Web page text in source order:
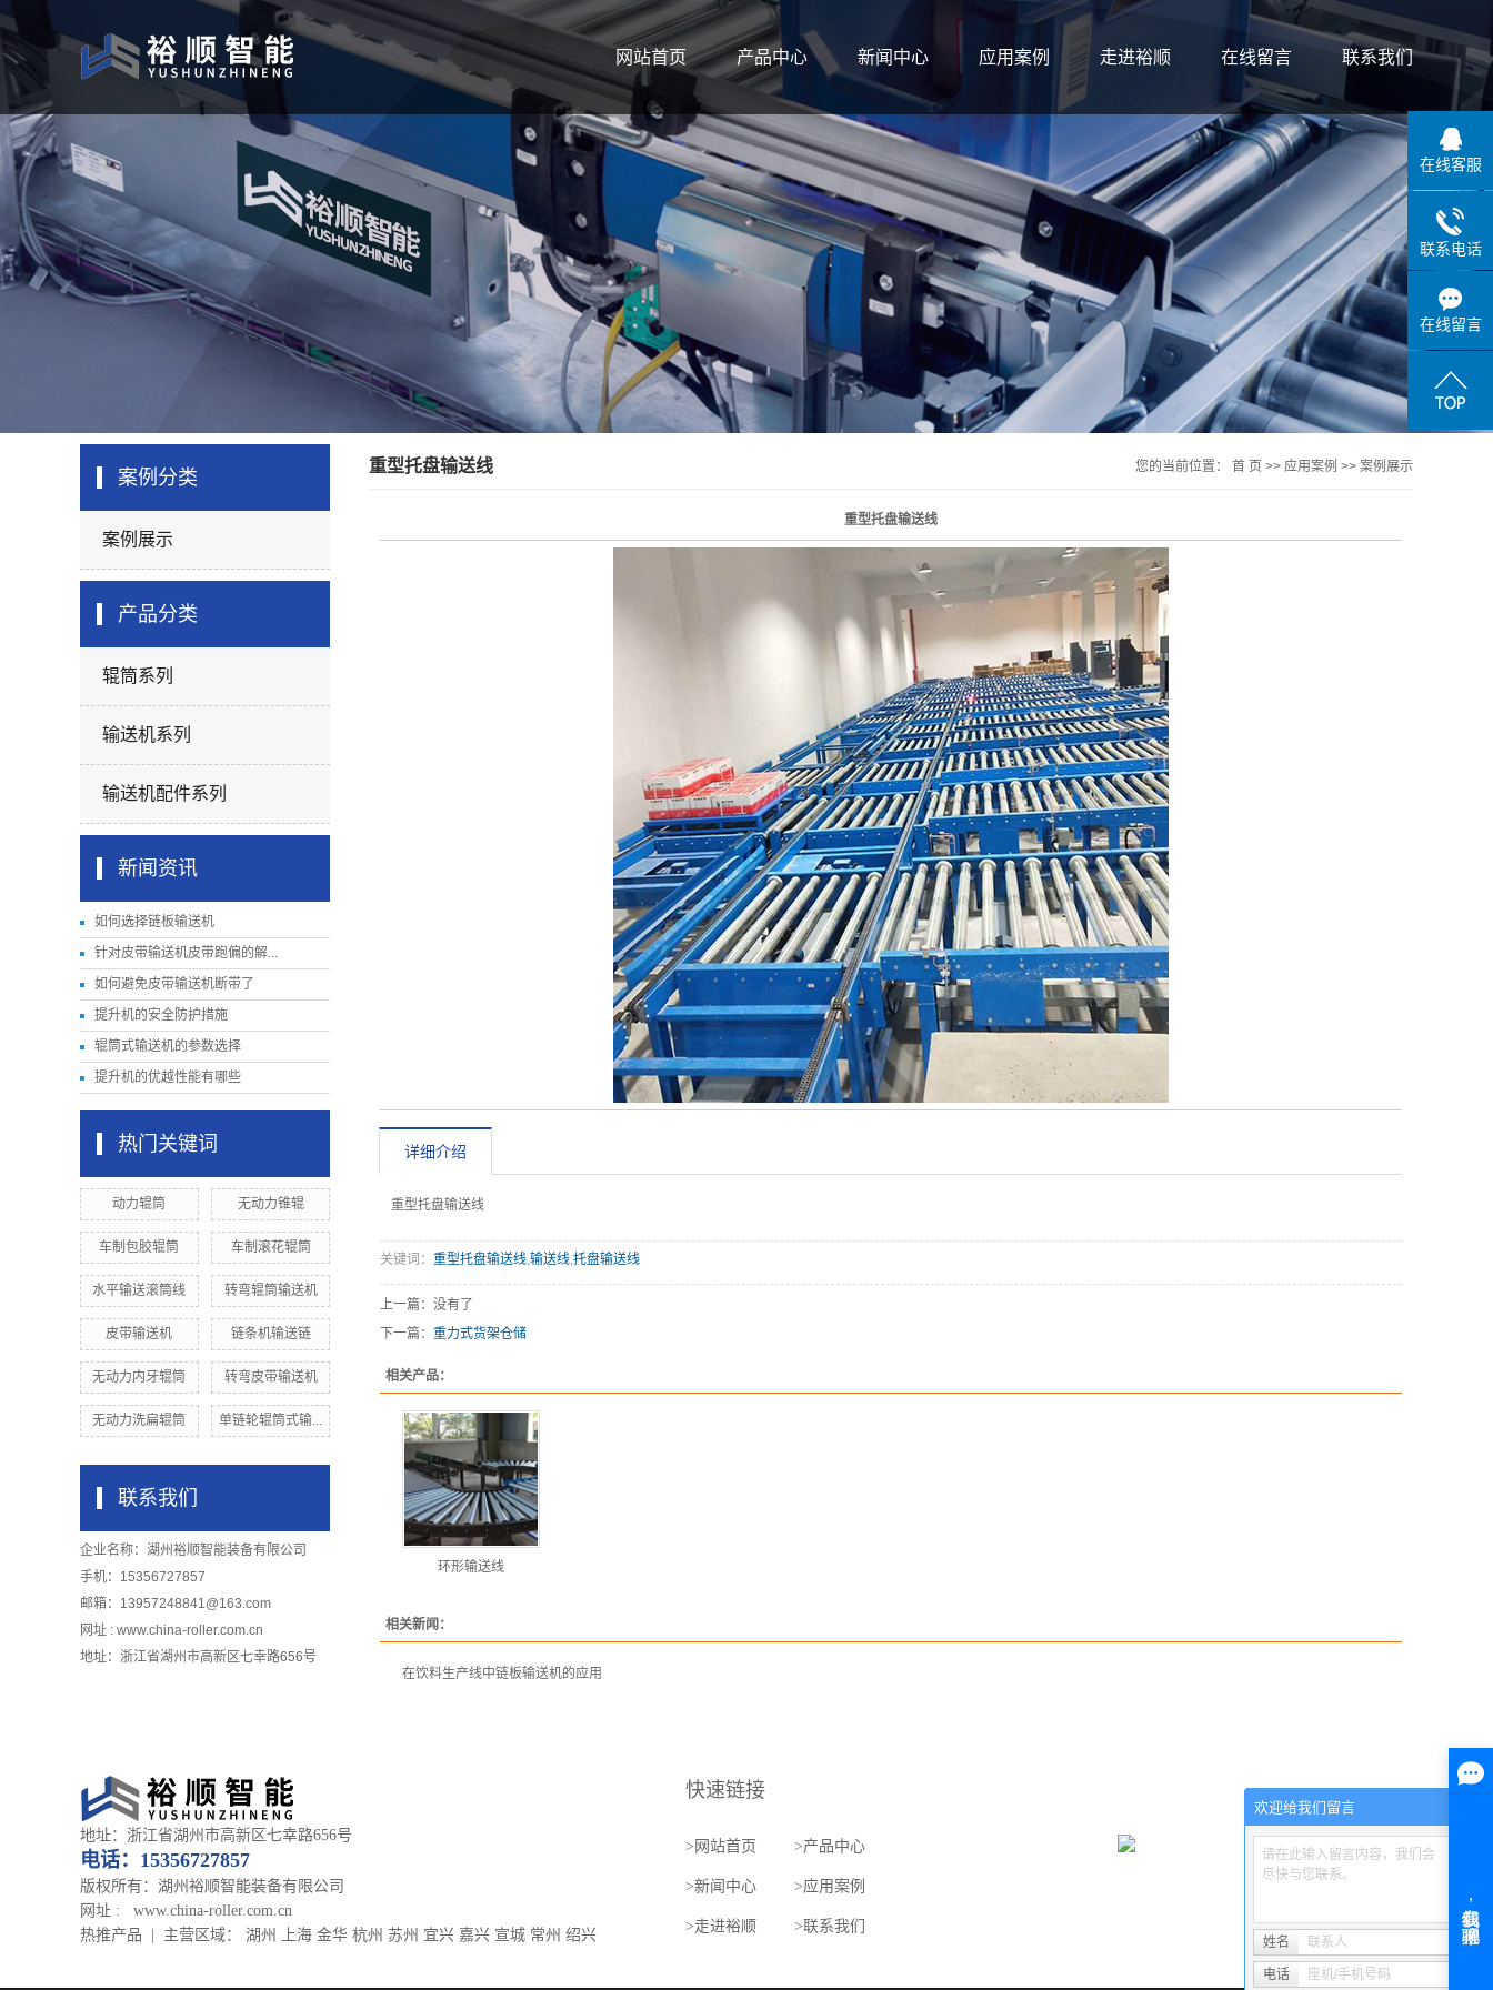
网站首页 产品中心
辊筒系列
输送机系列
输送机配件
新闻中心
公司新闻
行业新闻
技术知识
应用案例 走进裕顺
公司简介
联系我们
荣誉资质
在线留言 联系我们
案例分类
案例展示
产品分类
辊筒系列
输送机系列
输送机配件系列
新闻资讯
如何选择链板输送机
针对皮带输送机皮带跑偏的解...
如何避免皮带输送机断带了
提升机的安全防护措施
辊筒式输送机的参数选择
提升机的优越性能有哪些
热门关键词
动力辊筒 无动力锥辊
车制包胶辊筒 车制滚花辊筒
水平输送滚筒线 转弯辊筒输送机
皮带输送机 链条机输送链
无动力内牙辊筒 转弯皮带输送机
无动力洗扁辊筒 单链轮辊筒式输...
联系我们
企业名称：湖州裕顺智能装备有限公司
手机：15356727857
邮箱：13957248841@163.com
网址 : www.china-roller.com.cn
地址：浙江省湖州市高新区七幸路656号
重型托盘输送线 您的当前位置： 首 页 >> 应用案例 >> 案例展示
重型托盘输送线
详细介绍
重型托盘输送线
关键词： 重型托盘输送线,输送线,托盘输送线
上一篇：没有了
下一篇： 重力式货架仓储
相关产品：
环形输送线
相关新闻：
在饮料生产线中链板输送机的应用
地址：浙江省湖州市高新区七幸路656号
电话： 15356727857
版权所有：湖州裕顺智能装备有限公司
网址 : www.china-roller.com.cn
热推产品 | 主营区域： 湖州 上海 金华 杭州 苏州 宜兴 嘉兴 宣城 常州 绍兴
快速链接
> 网站首页 >产品中心
>新闻中心 >应用案例
>走进裕顺 >联系我们
在线客服
联系电话
在线留言
欢迎给我们留言
请在此输入留言内容，我们会
尽快与您联系。
姓名 联系人
电话 座机/手机号码